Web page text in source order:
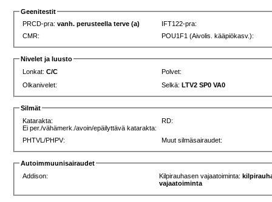
Geenitestit
PRCD-pra:vanh. perusteella terve (a)
IFT122-pra:
CMR:
POU1F1 (Aivolis. kääpiökasv.):
Nivelet ja luusto
Lonkat:C/C
Polvet:
Olkanivelet:
Selkä:LTV2 SP0 VA0
Silmät
Katarakta:
Ei per./vähämerk./avoin/epäilyttävä katarakta:
RD:
PHTVL/PHPV: Muut silmäsairaudet:
Autoimmuunisairaudet
Addison:
Kilpirauhasen vajaatoiminta:
vajaatoiminta